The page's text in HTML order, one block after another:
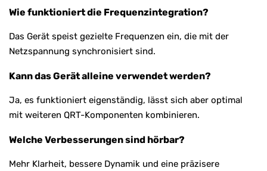
Wie funktioniert die Frequenzintegration?
Das Gerät speist gezielte Frequenzen ein, die mit der
Netzspannung synchronisiert sind.
Kann das Gerät alleine verwendet werden?
Ja, es funktioniert eigenständig, lässt sich aber optimal
mit weiteren QRT-Komponenten kombinieren.
Welche Verbesserungen sind hörbar?
Mehr Klarheit, bessere Dynamik und eine präzisere